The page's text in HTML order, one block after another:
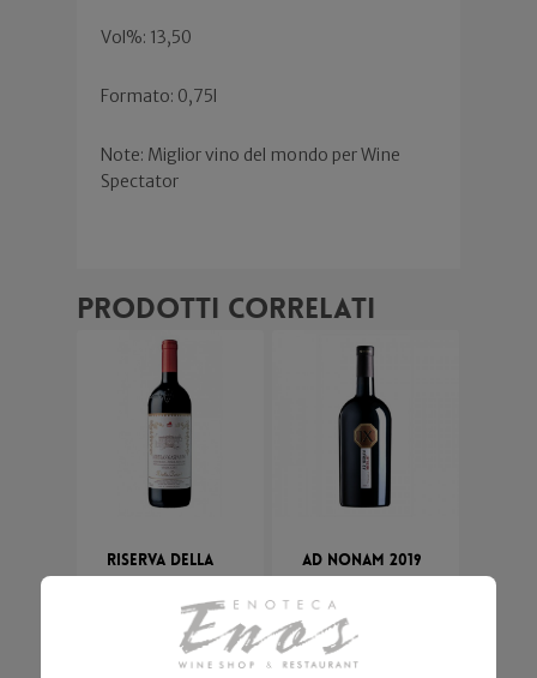
Vol%: 13,50
Formato: 0,75l
Note: Miglior vino del mondo per Wine
Spectator
Prodotti correlati
Riserva della
Ad Nonam 2019
36,00